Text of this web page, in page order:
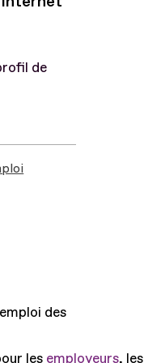
de
des
les employeurs, les